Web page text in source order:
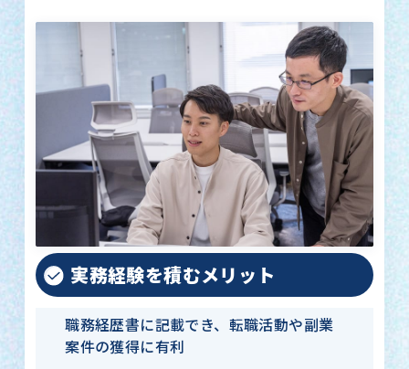
実務経験を積むメリット
職務経歴書に記載でき、転職活動や副業
案件の獲得に有利